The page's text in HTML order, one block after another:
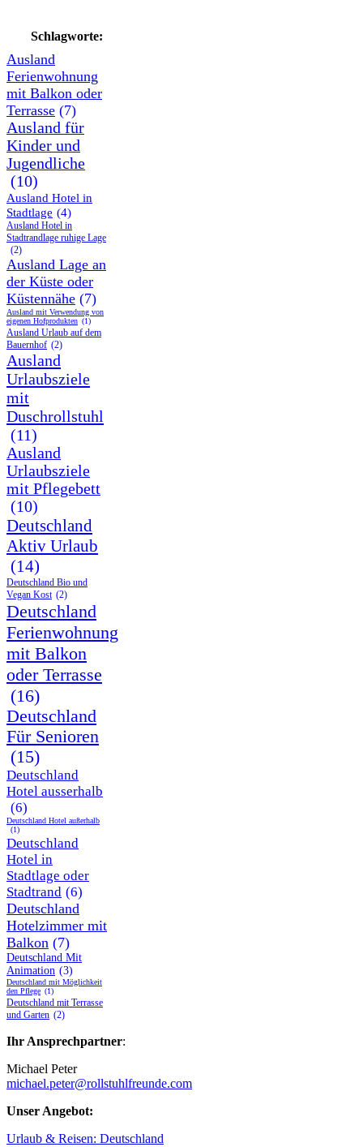
Schlagworte:
Ausland
Ferienwohnung
mit Balkon oder
Terrasse (7)
Ausland für
Kinder und
Jugendliche
(10)
Ausland Hotel in
Stadtlage (4)
Ausland Hotel in
Stadtrandlage ruhige Lage
(2)
Ausland Lage an
der Küste oder
Küstennähe (7)
Ausland mit Verwendung von
eigenen Hofprodukten (1)
Ausland Urlaub auf dem
Bauernhof (2)
Ausland
Urlaubsziele
mit
Duschrollstuhl
(11)
Ausland
Urlaubsziele
mit Pflegebett
(10)
Deutschland
Aktiv Urlaub
(14)
Deutschland Bio und
Vegan Kost (2)
Deutschland
Ferienwohnung
mit Balkon
oder Terrasse
(16)
Deutschland
Für Senioren
(15)
Deutschland
Hotel ausserhalb
(6)
Deutschland Hotel außerhalb
(1)
Deutschland
Hotel in
Stadtlage oder
Stadtrand (6)
Deutschland
Hotelzimmer mit
Balkon (7)
Deutschland Mit
Animation (3)
Deutschland mit Möglichkeit
den Pflege (1)
Deutschland mit Terrasse
und Garten (2)
Ihr Ansprechpartner:
Michael Peter
michael.peter@rollstuhlfreunde.com
Unser Angebot:
Urlaub & Reisen: Deutschland